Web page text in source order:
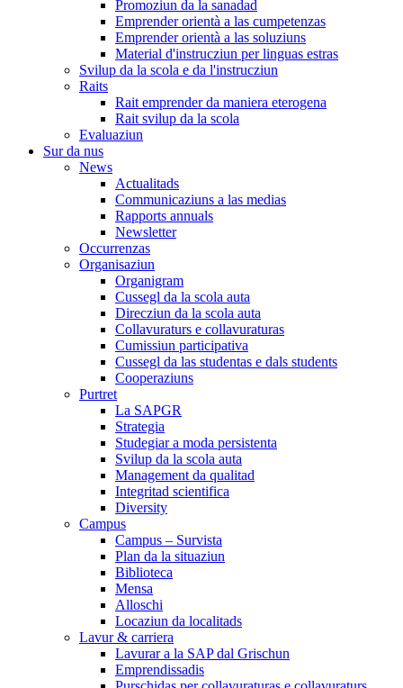
Promoziun da la sanadad
Emprender orientà a las cumpetenzas
Emprender orientà a las soluziuns
Material d'instrucziun per linguas estras
Svilup da la scola e da l'instrucziun
Raits
Rait emprender da maniera eterogena
Rait svilup da la scola
Evaluaziun
Sur da nus
News
Actualitads
Communicaziuns a las medias
Rapports annuals
Newsletter
Occurrenzas
Organisaziun
Organigram
Cussegl da la scola auta
Direcziun da la scola auta
Collavuraturs e collavuraturas
Cumissiun participativa
Cussegl da las studentas e dals students
Cooperaziuns
Purtret
La SAPGR
Strategia
Studegiar a moda persistenta
Svilup da la scola auta
Management da qualitad
Integritad scientifica
Diversity
Campus
Campus – Survista
Plan da la situaziun
Biblioteca
Mensa
Alloschi
Locaziun da localitads
Lavur & carriera
Lavurar a la SAP dal Grischun
Emprendissadis